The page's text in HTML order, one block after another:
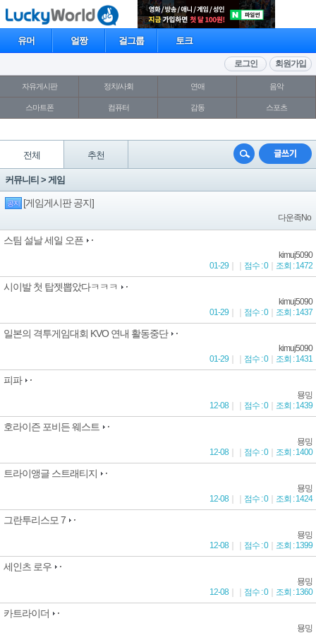
유머 얼짱 걸그룹 토크
회원가입
로그인
자유게시판 정치/사회 연애 음악
스마트폰 컴퓨터 감동 스포츠
전체 추천
커뮤니티 > 게임
공지 [게임게시판 공지]
다운족No
스팀 설날 세일 오픈
kimuj5090
01-29
점수 : 0｜ 조회 : 1472
시이발 첫 탑젯뽑았다ㅋㅋㅋ
kimuj5090
01-29
점수 : 0｜ 조회 : 1437
일본의 격투게임대회 KVO 연내 활동중단
kimuj5090
01-29
점수 : 0｜ 조회 : 1431
피파
묭밍
12-08｜ 점수 : 0｜ 조회 : 1439
호라이즌 포비든 웨스트
묭밍
12-08｜ 점수 : 0｜ 조회 : 1400
트라이앵글 스트래티지
묭밍
12-08｜ 점수 : 0｜ 조회 : 1424
그란투리스모 7
묭밍
12-08｜ 점수 : 0｜ 조회 : 1399
세인츠 로우
묭밍
12-08｜ 점수 : 0｜ 조회 : 1360
카트라이더
묭밍